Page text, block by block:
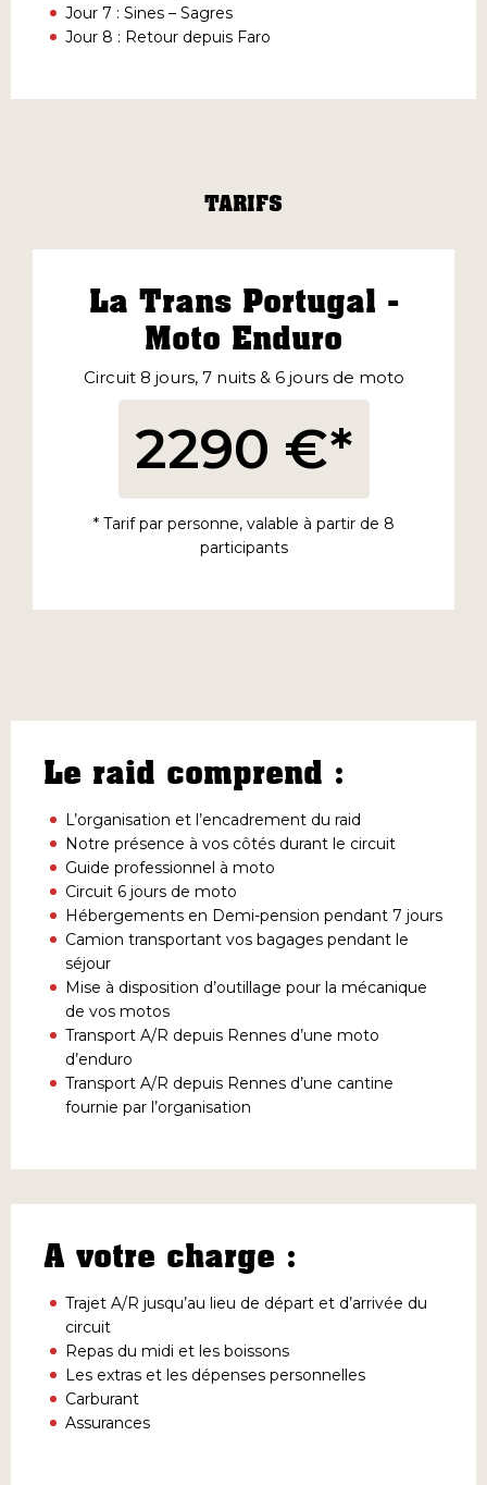
Jour 7 : Sines – Sagres
Jour 8 : Retour depuis Faro
TARIFS
La Trans Portugal -
Moto Enduro
Circuit 8 jours, 7 nuits & 6 jours de moto
2290 €*
* Tarif par personne, valable à partir de 8
participants
Le raid comprend :
L’organisation et l’encadrement du raid
Notre présence à vos côtés durant le circuit
Guide professionnel à moto
Circuit 6 jours de moto
Hébergements en Demi-pension pendant 7 jours
Camion transportant vos bagages pendant le
séjour
Mise à disposition d’outillage pour la mécanique
de vos motos
Transport A/R depuis Rennes d’une moto
d’enduro
Transport A/R depuis Rennes d’une cantine
fournie par l’organisation
A votre charge :
Trajet A/R jusqu’au lieu de départ et d’arrivée du
circuit
Repas du midi et les boissons
Les extras et les dépenses personnelles
Carburant
Assurances